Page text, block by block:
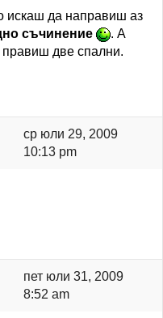
искаш да направиш аз
съчинение
. А
две спални.
ср юли 29, 2009
10:13 pm
пет юли 31, 2009
8:52 am